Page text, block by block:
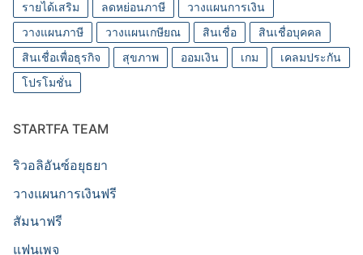
รายได้เสริม
ลดหย่อนภาษี
วางแผนการเงิน
วางแผนภาษี
วางแผนเกษียณ สินเชื่อ
สินเชื่อบุคคล
สินเชื่อเพื่อธุรกิจ
สุขภาพ ออมเงิน เกม
เคลมประกัน
โปรโมชั่น
STARTFA TEAM
ริวอลิอันซ์อยุธยา
วางแผนการเงินฟรี
สัมนาฟรี
แฟนเพจ